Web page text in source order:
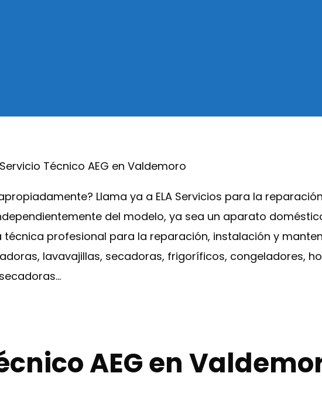
Servicio Técnico AEG en Valdemoro
Llama ya a ELA Servicios para la
del modelo, ya sea un aparato
profesional para la reparación, instalación y
lavavajillas, secadoras, frigoríficos, congeladores,
AEG en